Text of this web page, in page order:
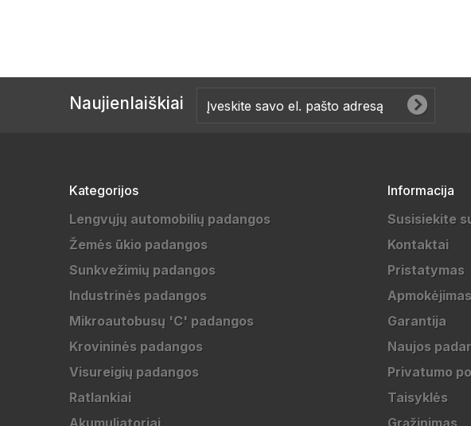
Naujienlaiškiai
Kategorijos
Lengvųjų automobilių padangos
Žemės ūkio padangos
Sunkvežimių padangos
Industrinės padangos
Mikroautobusų 'C' padangos
Krovininės padangos
Visureigių padangos
Ratlankiai
Akumuliatoriai
Informacija
Susisiekite
Kontaktai
Pristatymas
Apmokėjimas
Garantija
Naujos
Privatumo
Taisyklės
Grąžinimas